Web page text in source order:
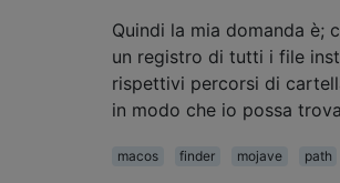
Quindi la mia domanda è;
un registro di tutti i file
rispettivi percorsi di
in modo che io possa
macos finder mojave path